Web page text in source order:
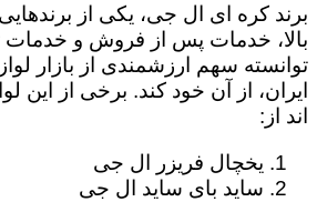
برند کره ای ال جی، یکی از
بالا، خدمات پس از فروش و خدمات
توانسته سهم ارزشمندی از بازار
ایران، از آن خود کند. برخی از این
اند از:
یخچال فریزر ال جی
ساید بای ساید ال جی